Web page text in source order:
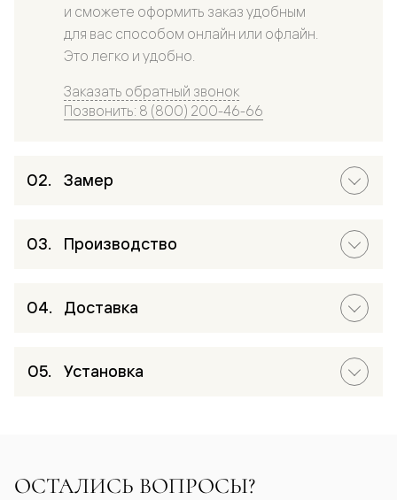
и сможете оформить заказ удобным
для вас способом онлайн или офлайн.
Это легко и удобно.
Заказать обратный звонок
Позвонить: 8 (800) 200-46-66
Замер
Производство
Доставка
Установка
ОСТАЛИСЬ ВОПРОСЫ?